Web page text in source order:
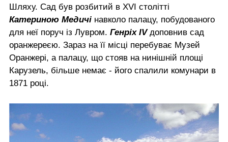
Шляху. Сад був розбитий в XVI столітті
Катериною Медичі навколо палацу, побудованого
для неї поруч із Лувром. Генріх IVдоповнив сад
оранжереєю. Зараз на її місці перебуває Музей
Оранжері, а палацу, що стояв на нинішній площі
Карузель, більше немає - його спалили комунари в
1871 році.